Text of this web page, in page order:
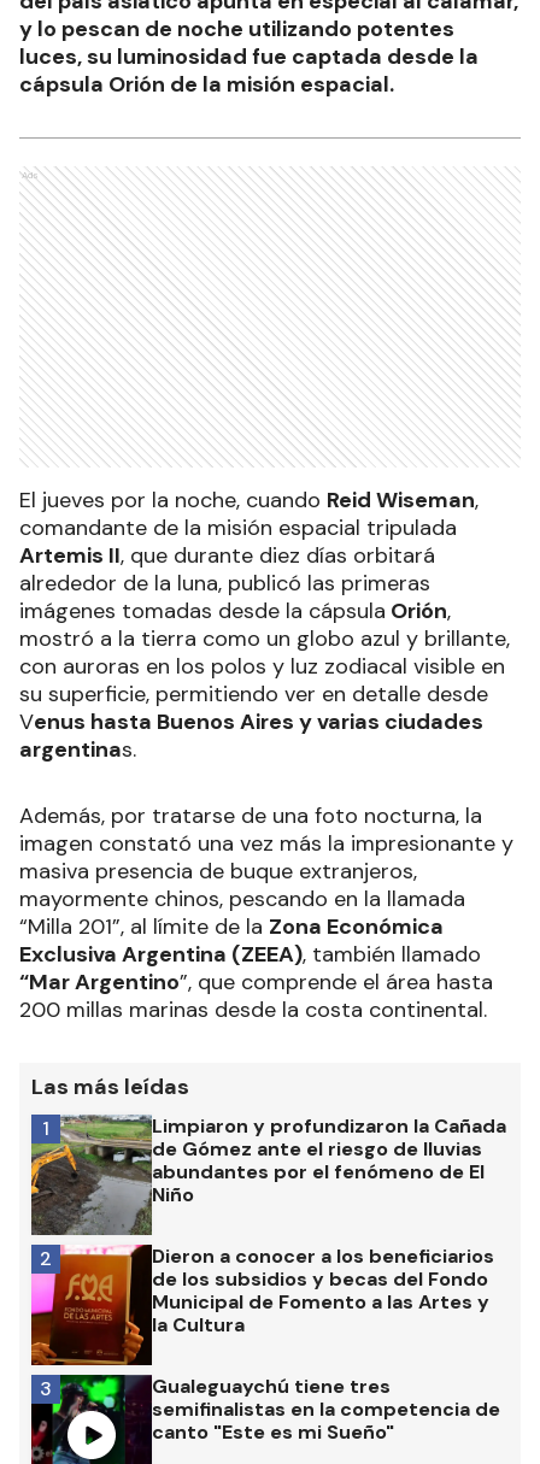
y lo pescan de noche utilizando potentes
luces, su luminosidad fue captada desde la
cápsula Orión de la misión espacial.
Ads
El jueves por la noche, cuando Reid Wiseman,
comandante de la misión espacial tripulada
Artemis II, que durante diez días orbitará
alrededor de la luna, publicó las primeras
imágenes tomadas desde la cápsula Orión,
mostró a la tierra como un globo azul y brillante,
con auroras en los polos y luz zodiacal visible en
su superficie, permitiendo ver en detalle desde
Venus hasta Buenos Aires y varias ciudades
argentinas.
Además, por tratarse de una foto nocturna, la
imagen constató una vez más la impresionante y
masiva presencia de buque extranjeros,
mayormente chinos, pescando en la llamada
“Milla 201”, al límite de la Zona Económica
Exclusiva Argentina (ZEEA), también llamado
“Mar Argentino”, que comprende el área hasta
200 millas marinas desde la costa continental.
Las más leídas
Limpiaron y profundizaron la Cañada
de Gómez ante el riesgo de lluvias
abundantes por el fenómeno de El
Niño
1
Dieron a conocer a los beneficiarios
de los subsidios y becas del Fondo
Municipal de Fomento a las Artes y
la Cultura
2
Gualeguaychú tiene tres
semifinalistas en la competencia de
canto "Este es mi Sueño"
3